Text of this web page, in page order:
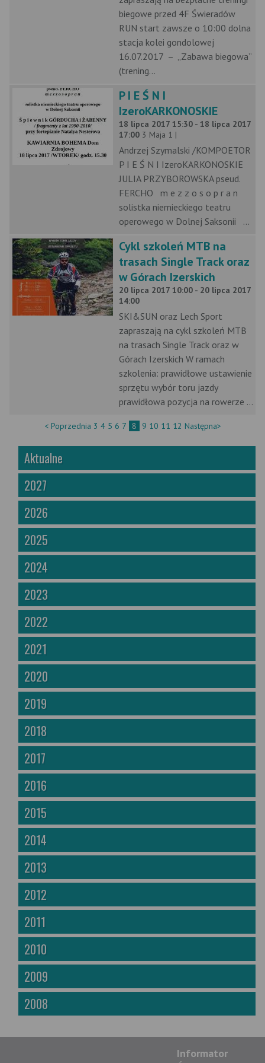
biegowe przed 4F Świeradów
RUN start zawsze o 10:00 dolna
stacja kolei gondolowej
16.07.2017 – „Zabawa biegowa”
(trening...
P I E Ś N I
IzeroKARKONOSKIE
18 lipca 2017 15:30 - 18 lipca 2017
17:00 3 Maja 1 |
Andrzej Szymalski /KOMPOETOR
P I E Ś N I IzeroKARKONOSKIE
JULIA PRZYBOROWSKA pseud.
FERCHO m e z z o s o p r a n
solistka niemieckiego teatru
operowego w Dolnej Saksonii ...
Cykl szkoleń MTB na
trasach Single Track oraz
w Górach Izerskich
20 lipca 2017 10:00 - 20 lipca 2017
14:00
SKI&SUN oraz Lech Sport
zapraszają na cykl szkoleń MTB
na trasach Single Track oraz w
Górach Izerskich W ramach
szkolenia: prawidłowe ustawienie
sprzętu wybór toru jazdy
prawidłowa pozycja na rowerze ...
< Poprzednia 3 4 5 6 7 8 9 10 11 12 Następna>
Aktualne
2027
2026
2025
2024
2023
2022
2021
2020
2019
2018
2017
2016
2015
2014
2013
2012
2011
2010
2009
2008
Informator